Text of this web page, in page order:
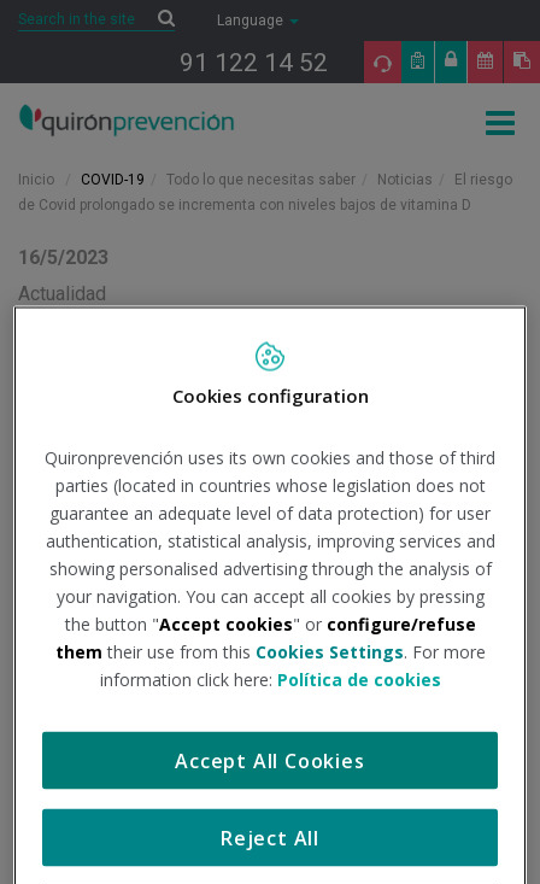
Saltar al contenido
Search SearchLanguage
91 122 14 52
Inicio COVID-19 Todo lo que necesitas saber Noticias
El riesgo
de Covid prolongado se incrementa con niveles bajos de vitamina D
16/5/2023
Actualidad
El riesgo de Covid
prolongado se
incrementa con niveles
bajos de vitamina D
Institución - Fuente:consalud.esTipo de documento:Noticia
El estudio afirma una relación clara entre los pacientes
cuando ingresaron por primera vez en el hospital por
El déficit de vitamina D afecta a la mayor parte de la
población mundial. A raíz de la pandemia de la COVID-19, la
Cookies configuration
Quironprevención uses its own cookies and those of third
parties (located in countries whose legislation does not
guarantee an adequate level of data protection) for user
authentication, statistical analysis, improving services and
showing personalised advertising through the analysis of
your navigation. You can accept all cookies by pressing
the button "Accept cookies" or configure/refuse
them their use from this Cookies Settings. For more
information click here: Política de cookies
Reject All
Accept All Cookies